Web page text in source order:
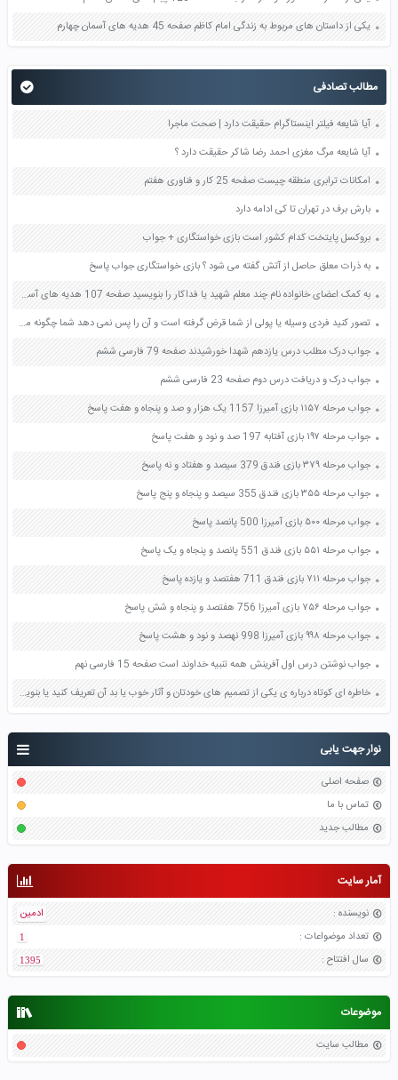
نوار جهت یابی
صفحه اصلی
تماس با ما
مطالب جدید
آمار سایت
نویسنده :
ادمین
تعداد موضواعات :
1
سال افتتاح :
1395
موضوعات
مطالب سایت
یکی از داستان های مربوط به زندگی امام کاظم صفحه 45 هدیه های آسمان چهارم
مطالب تصادفی
آیا شایعه فیلتر اینستاگرام حقیقت دارد | صحت ماجرا
آیا شایعه مرگ مغزی احمد رضا شاکر حقیقت دارد ؟
امکانات ترابری منطقه چیست صفحه 25 کار و فناوری هفتم
بارش برف در تهران تا کی ادامه دارد
بروکسل پایتخت کدام کشور است بازی خواستگاری + جواب
به ذرات معلق حاصل از آتش گفته می شود ؟ بازی خواستگاری جواب پاسخ
به کمک اعضای خانواده نام چند معلم شهید یا فداکار را بنویسید صفحه 107 هدیه های آسمان چهارم
تصور کنید فردی وسیله یا پولی از شما قرض گرفته است و آن را پس نمی دهد شما چگونه می توانید اختلاف خود را با این فرد حل کنید بدون آنکه با او زد و خورد یا دعوا کنید صفحه 84 کتاب تفکر و سبک زندگی هفتم
جواب درک مطلب درس یازدهم شهدا خورشیدند صفحه 79 فارسی ششم
جواب درک و دریافت درس دوم صفحه 23 فارسی ششم
جواب مرحله ۱۱۵۷ بازی آمیرزا 1157 یک هزار و صد و پنجاه و هفت پاسخ
جواب مرحله ۱۹۷ بازی آفتابه 197 صد و نود و هفت پاسخ
جواب مرحله ۳۷۹ بازی فندق 379 سیصد و هفتاد و نه پاسخ
جواب مرحله ۳۵۵ بازی فندق 355 سیصد و پنجاه و پنج پاسخ
جواب مرحله ۵۰۰ بازی آمیرزا 500 پانصد پاسخ
جواب مرحله ۵۵۱ بازی فندق 551 پانصد و پنجاه و یک پاسخ
جواب مرحله ۷۱۱ بازی فندق 711 هفتصد و یازده پاسخ
جواب مرحله ۷۵۶ بازی آمیرزا 756 هفتصد و پنجاه و شش پاسخ
جواب مرحله ۹۹۸ بازی آمیرزا 998 نهصد و نود و هشت پاسخ
جواب نوشتن درس اول آفرینش همه تنبیه خداوند است صفحه 15 فارسی نهم
خاطره ای کوتاه درباره ی یکی از تصمیم های خودتان و آثار خوب یا بد آن تعریف کنید یا بنویسید صفحه 17 مطالعات اجتماعی ششم